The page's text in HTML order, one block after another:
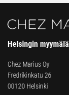
Helsingin myymälä
Chez Marius Oy
Fredrikinkatu 26
00120 Helsinki